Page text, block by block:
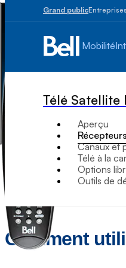
Grand publicEntreprises
entreprises
100
Moyennes
grandes
Plus
de
100
employés
Mobilité
Télé Satellite
Aperçu
Canaux et
Télé à la
Options
Outils de
Comment